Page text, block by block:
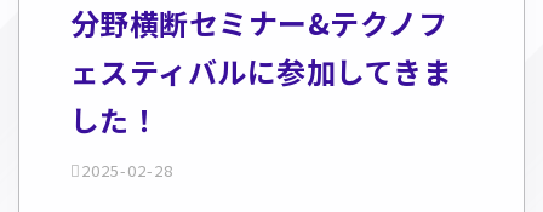
分野横断セミナー&テクノフ
ェスティバルに参加してきま
した！
2025-02-28